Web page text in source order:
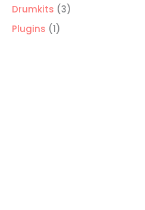
Drumkits 33
Plugins 11